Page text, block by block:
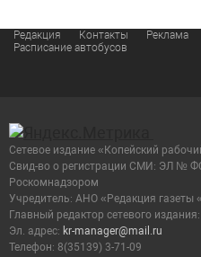
Редакция Контакты Реклама
Расписание автобусов
Сетевое издание «Копейский
Cвид-во о регистрации СМИ: ЭЛ №
Роскомнадзором
Учредитель: АНО «Редакция газеты
Главный редактор сетевого
Эл. адрес: kr-manager@mail.ru
Телефон: 8(35139) 3-71-09